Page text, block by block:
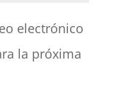
electrónico
la próxima